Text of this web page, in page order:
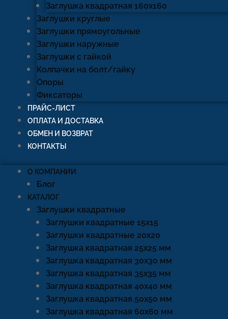
Заглушка квадратная 160х160
Заглушки круглые
Заглушки прямоугольные
Заглушки наружные
Заглушки с гайкой
Колпачки на болт/гайку
Опоры
Фиксаторы
ПРАЙС-ЛИСТ
ОПЛАТА И ДОСТАВКА
ОБМЕН И ВОЗВРАТ
КОНТАКТЫ
О КОМПАНИИ
Блог
КАТАЛОГ
Заглушки квадратные
Заглушки квадратные 15х15
Заглушки квадратные 20х20
Заглушка квадратная 25х25 мм
Заглушка квадратная 30х30 мм
Заглушка квадратная 35х35 мм
Заглушка квадратная 40х40 мм
Заглушка квадратная 50х50 мм
Заглушка квадратная 60х60 мм